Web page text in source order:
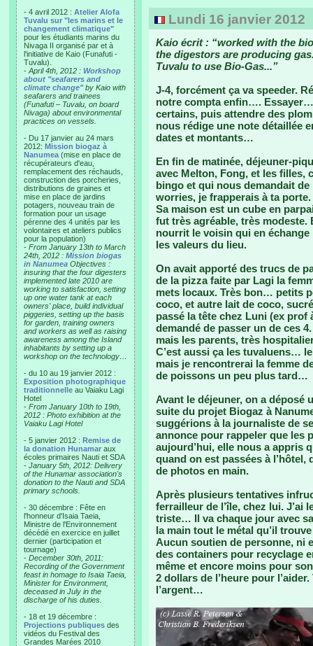
- 4 avril 2012 : Atelier Alofa
Tuvalu sur "les marins et le
changement climatique"
pour les étudiants marins du
Nivaga II organisé par et à
l'initiative de Kaio (Funafuti -
Tuvalu).
- April 4th, 2012 : Workshop
about "seafarers and
climate change"by Kaio with
seafarers and trainees
(Funafuti – Tuvalu, on board
Nivaga) about environmental
practices on vessels.
- Du 17 janvier au 24 mars
2012: Mission biogaz à
Nanumea (mise en place de
récupérateurs d'eau,
remplacement des réchauds,
construction des porcheries,
distributions de graines et
mise en place de jardins
potagers, nouveau train de
formation pour un usage
pérenne des 4 unités par les
volontaires et ateliers publics
pour la population)
- From January 13th to March
24th, 2012 : Mission biogas
in Nanumea Objectives :
insuring that the four digesters
implemented late 2010 are
working to satisfaction, setting
up one water tank at each
owners' place, build individual
piggeries, setting up the basis
for garden, training owners
and workers as well as raising
awareness among the Island
inhabitants by setting up a
workshop on the technology…
- du 10 au 19 janvier 2012 :
Exposition photographique
traditionnelle au Vaiaku Lagi
Hotel
- From January 10th to 19th,
2012 : Photo exhibition at the
Vaiaku Lagi Hotel
- 5 janvier 2012 : Remise de
la donation Hunamar aux
écoles primaires Nauti et SDA
- January 5th, 2012: Delivery
of the Hunamar association's
donation to the Nauti and SDA
primary schools.
- 30 décembre : Fête en
l'honneur d'Isaia Taeia,
Ministre de l'Environnement
décédé en exercice en juillet
dernier (participation et
tournage)
- December 30th, 2011:
Recording of the Government
feast in homage to Isaia Taeia,
Minister for Environment,
deceased in July in the
discharge of his duties.
- 18 et 19 décembre :
Projections publiques des
vidéos du Festival des
Grandes Marées 2010
Lundi 16 janvier 2012
Kaio écrit : “worked with the
the digestors are producing
Tuvalu to use Bio-Gas...”
J-4, forcément ça va speeder.
notre compta enfin….
certains, puis attendre des
nous rédige une note détaillée
dates et montants…
En fin de matinée, déjeuner-
avec Melton, Fong, et les filles,
bingo et qui nous demandait
worries, je frapperais à ta
Sa maison est un cube en
fut très agréable, très modeste.
nourrit le voisin qui en échange
les valeurs du lieu.
On avait apporté des trucs de
de la pizza faite par Lagi la
mets locaux. Très bon… petits
coco, et autre lait de coco,
passé la tête chez Luni (ex prof
demandé de passer un de ces
mais les parents, très
C’est aussi ça les tuvaluens…
mais je rencontrerai la femme
de poissons un peu plus tard…
Avant le déjeuner, on a déposé
suite du projet Biogaz à
suggérions à la journaliste de
annonce pour rappeler que les
aujourd’hui, elle nous a appris
quand on est passées à
de photos en main.
Après plusieurs tentatives
ferrailleur de l’île, chez lui. J’ai
triste… Il va chaque jour avec
la main tout le métal qu’il
Aucun soutien de personne, ni
des containers pour recyclage
même et encore moins pour
2 dollars de l’heure pour
l’argent…